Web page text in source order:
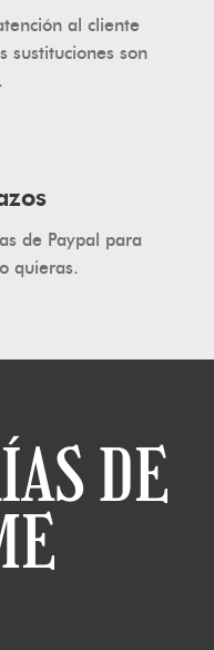
al cliente
sustituciones son
de Paypal para
quieras.
DE